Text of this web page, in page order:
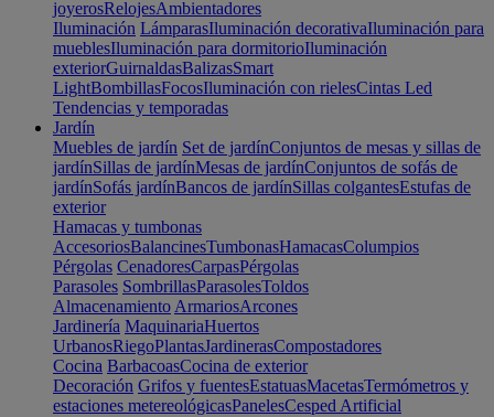
joyerosRelojesAmbientadores
Iluminación LámparasIluminación decorativaIluminación para
mueblesIluminación para dormitorioIluminación
exteriorGuirnaldasBalizasSmart
LightBombillasFocosIluminación con rielesCintas Led
Tendencias y temporadas
Jardín
Muebles de jardín Set de jardínConjuntos de mesas y sillas de
jardínSillas de jardínMesas de jardínConjuntos de sofás de
jardínSofás jardínBancos de jardínSillas colgantesEstufas de
exterior
Hamacas y tumbonas
AccesoriosBalancinesTumbonasHamacasColumpios
Pérgolas CenadoresCarpasPérgolas
Parasoles SombrillasParasolesToldos
Almacenamiento ArmariosArcones
Jardinería MaquinariaHuertos
UrbanosRiegoPlantasJardinerasCompostadores
Cocina BarbacoasCocina de exterior
Decoración Grifos y fuentesEstatuasMacetasTermómetros y
estaciones metereológicasPanelesCesped Artificial